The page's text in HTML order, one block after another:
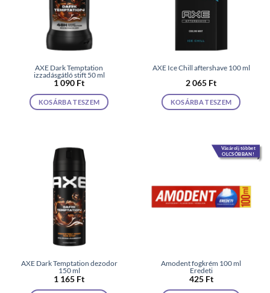
AXE Dark Temptation
izzadásgátló stift 50 ml
1 090 Ft
KOSÁRBA TESZEM
AXE Ice Chill aftershave 100 ml
2 065 Ft
KOSÁRBA TESZEM
AXE Dark Temptation dezodor
150 ml
1 165 Ft
Vásárolj többet
OLCSÓBBAN!
Amodent fogkrém 100 ml
Eredeti
425 Ft